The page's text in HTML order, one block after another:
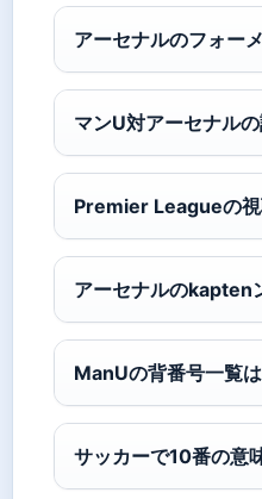
アーセナルのフォー
マンU対アーセナル
Premier Leagueの視
アーセナルのkapten
ManUの背番号一覧
サッカーで10番の意